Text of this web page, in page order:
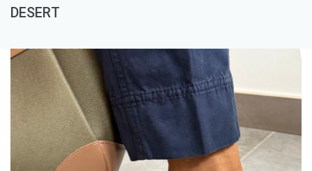
DESERT